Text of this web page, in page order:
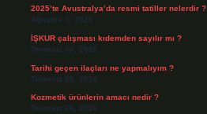
2025’te Avustralya’da resmi tatiller nelerdir ?
Ağustos 3, 2026
İŞKUR çalışması kıdemden sayılır mı ?
Temmuz 30, 2026
Tarihi geçen ilaçları ne yapmalıyım ?
Temmuz 28, 2026
Kozmetik ürünlerin amacı nedir ?
Temmuz 26, 2026